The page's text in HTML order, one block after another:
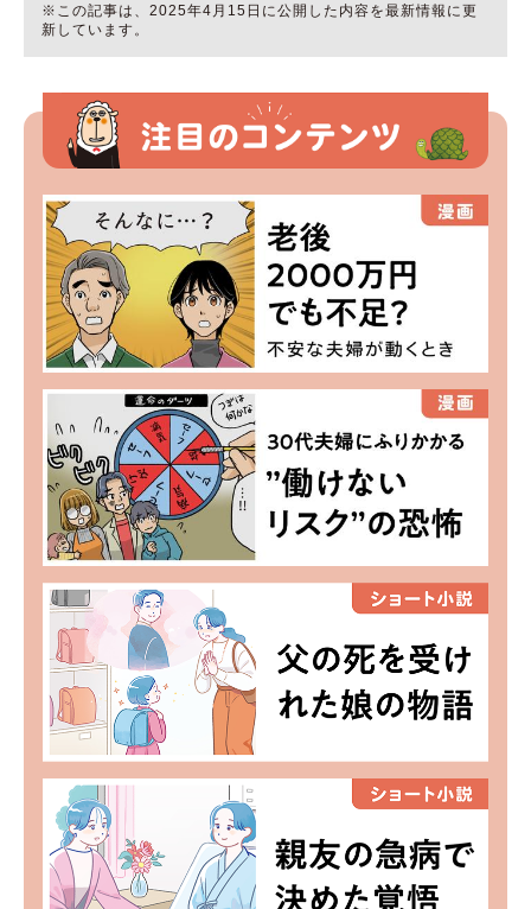
※この記事は、2025年4月15日に公開した内容を最新情報に更
新しています。